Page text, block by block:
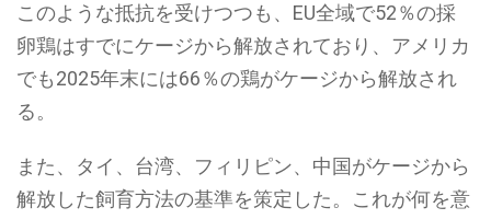
このような抵抗を受けつつも、EU全域で52％の採
卵鶏はすでにケージから解放されており、アメリカ
でも2025年末には66％の鶏がケージから解放され
る。
また、タイ、台湾、フィリピン、中国がケージから
解放した飼育方法の基準を策定した。これが何を意